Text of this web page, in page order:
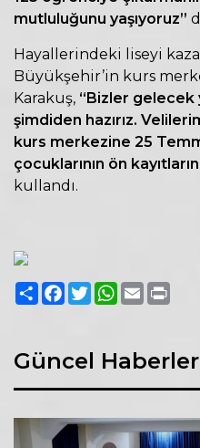
mutluluğunu yaşıyoruz”
Hayallerindeki liseyi
Büyükşehir’in kurs
Karakuş, “Bizler gelecek
şimdiden hazırız.
kurs merkezine 25
çocuklarının ön
kullandı.
PaylaşFacebook
TwitterWhatsApp
Email
Güncel Haberler